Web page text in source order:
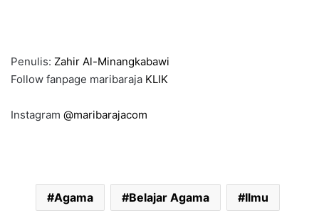
Penulis: Zahir Al-Minangkabawi
Follow fanpage maribaraja KLIK
Instagram @maribarajacom
Agama Belajar Agama Ilmu